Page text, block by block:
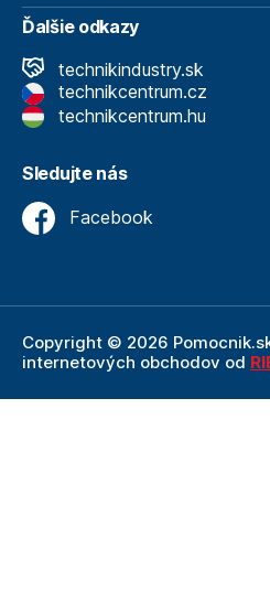
Ďalšie odkazy
technikindustry.sk
technikcentrum.cz
technikcentrum.hu
Sledujte nás
Facebook
Copyright © 2026
internetových obchodov od